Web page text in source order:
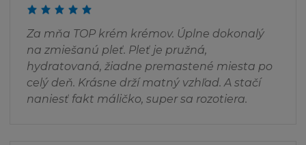
Za mňa TOP krém krémov. Úplne dokonalý
na zmiešanú pleť. Pleť je pružná,
hydratovaná, žiadne premastené miesta po
celý deň. Krásne drží matný vzhľad. A stačí
naniesť fakt máličko, super sa rozotiera.
televizním nebo rádiovým vysíláním, nebo
šířením přes počítačovou síť). Není dovoleno
poskytovat jakoukoukoliv část Stránky pro
jinou stránku, ať přes hypertextový odkaz
nebo jinak. Stránka a informace v ní obsažené
nesmí být použity k vytvoření jakéhokoliv
druhu databáze, a stejně tak nesmí být